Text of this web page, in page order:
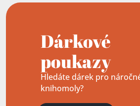
Dárkové
poukazy
Hledáte dárek pro
knihomoly?